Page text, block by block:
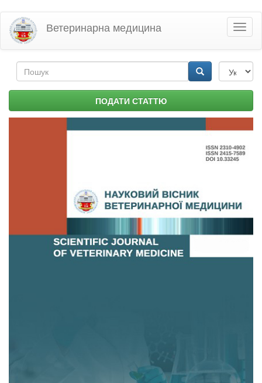
Перейти
основного
матеріалу
Ветеринарна медицина
Пошукова
форма ПОДАТИ СТАТТЮ